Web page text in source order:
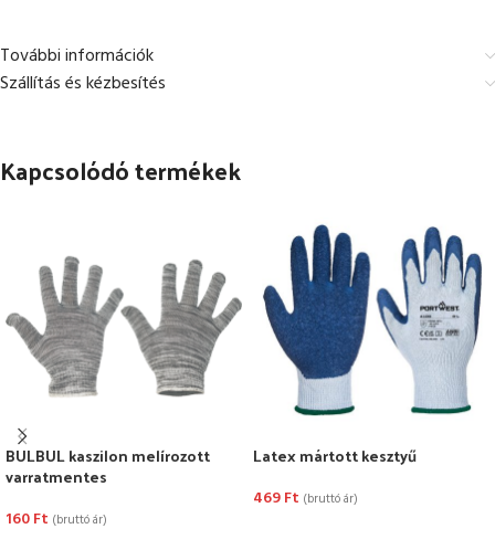
További információk
Szállítás és kézbesítés
Kapcsolódó termékek
BULBUL kaszilon melírozott
varratmentes
160Ft (bruttó ár)
Latex mártott kesztyű
469Ft (bruttó ár)